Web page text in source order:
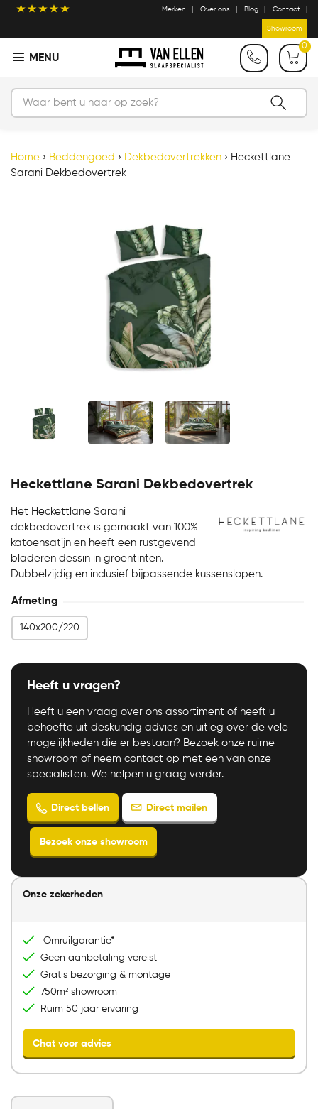
Merken Over ons Blog Contact
Showroom
0
Home › Beddengoed › Dekbedovertrekken › Heckettlane
Sarani Dekbedovertrek
Heckettlane Sarani Dekbedovertrek
Het Heckettlane Sarani
dekbedovertrek is gemaakt van 100%
katoensatijn en heeft een rustgevend
bladeren dessin in groentinten.
Dubbelzijdig en inclusief bijpassende kussenslopen.
Afmeting
140x200/220
Heeft u vragen?
Heeft u een vraag over ons assortiment of heeft u
behoefte uit deskundig advies en uitleg over de vele
mogelijkheden die er bestaan? Bezoek onze ruime
showroom of neem contact op met een van onze
specialisten. We helpen u graag verder.
Direct bellen
Bezoek onze showroom
Onze zekerheden
Omruilgarantie*
Geen aanbetaling vereist
Gratis bezorging & montage
750m² showroom
Ruim 50 jaar ervaring